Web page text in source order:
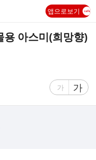
앱으로보기
용 아스미(희망향)
글
가
글
자
가